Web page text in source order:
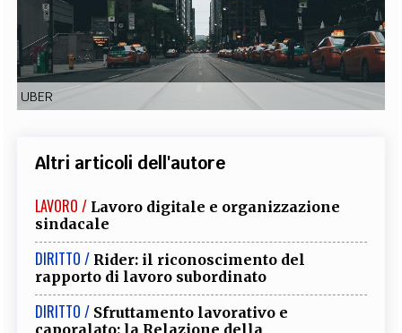
EXTRA
CODICI RUBRICHE LIBRI PROCEEDINGS PUBBLICITÀ CONTATTI
SOCIAL MEDIA
UBER
Altri articoli dell'autore
LAVORO / Lavoro digitale e organizzazione
sindacale
DIRITTO / Rider: il riconoscimento del
rapporto di lavoro subordinato
DIRITTO / Sfruttamento lavorativo e
caporalato: la Relazione della